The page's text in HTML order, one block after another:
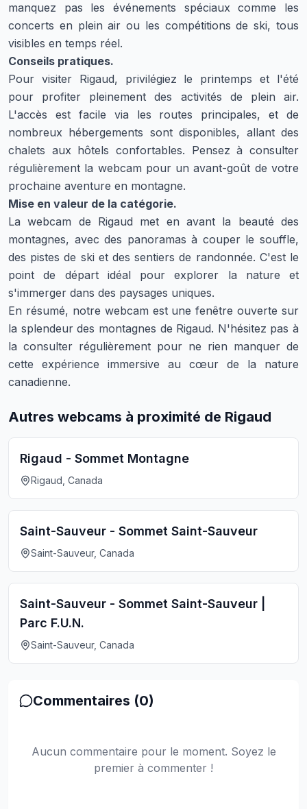
manquez pas les événements spéciaux comme les
concerts en plein air ou les compétitions de ski, tous
visibles en temps réel.
Conseils pratiques.
Pour visiter Rigaud, privilégiez le printemps et l'été
pour profiter pleinement des activités de plein air.
L'accès est facile via les routes principales, et de
nombreux hébergements sont disponibles, allant des
chalets aux hôtels confortables. Pensez à consulter
régulièrement la webcam pour un avant-goût de votre
prochaine aventure en montagne.
Mise en valeur de la catégorie.
La webcam de Rigaud met en avant la beauté des
montagnes, avec des panoramas à couper le souffle,
des pistes de ski et des sentiers de randonnée. C'est le
point de départ idéal pour explorer la nature et
s'immerger dans des paysages uniques.
En résumé, notre webcam est une fenêtre ouverte sur
la splendeur des montagnes de Rigaud. N'hésitez pas à
la consulter régulièrement pour ne rien manquer de
cette expérience immersive au cœur de la nature
canadienne.
Autres webcams à proximité de Rigaud
Rigaud - Sommet Montagne
Rigaud, Canada
Saint-Sauveur - Sommet Saint-Sauveur
Saint-Sauveur, Canada
Saint-Sauveur - Sommet Saint-Sauveur |
Parc F.U.N.
Saint-Sauveur, Canada
Commentaires (0)
Aucun commentaire pour le moment. Soyez le
premier à commenter !